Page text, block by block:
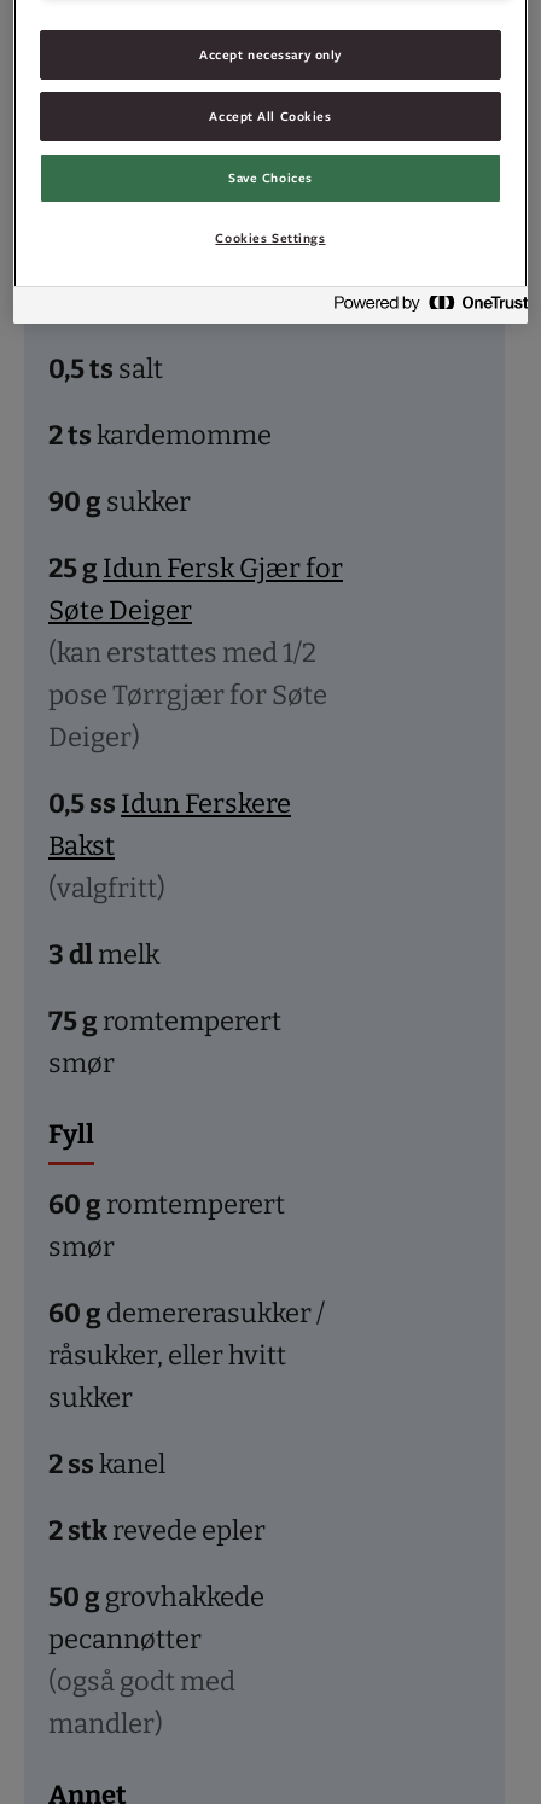
Ingredienser
0,5ts salt
2tskardemomme
90g sukker
25g Idun Fersk Gjær for
Søte Deiger
(kan erstattes med 1/2
pose Tørrgjær for Søte
Deiger)
0,5ss Idun Ferskere
Bakst
(valgfritt)
3dlmelk
75g romtemperert
smør
Fyll
60g romtemperert
smør
60g demererasukker /
råsukker, eller hvitt
sukker
2sskanel
2stkrevede epler
50g grovhakkede
pecannøtter
(også godt med
mandler)
Annet
Accept necessary only
Accept All Cookies
Save Choices
Cookies Settings